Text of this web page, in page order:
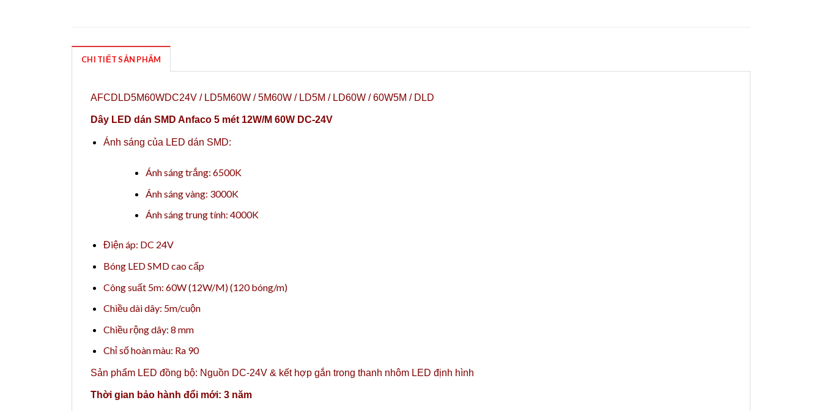
CHI TIẾT SẢN PHẨM
AFCDLD5M60WDC24V / LD5M60W / 5M60W / LD5M / LD60W / 60W5M / DLD
Dây LED dán SMD Anfaco 5 mét 12W/M 60W DC-24V
Ánh sáng của LED dán SMD:
Ánh sáng trắng: 6500K
Ánh sáng vàng: 3000K
Ánh sáng trung tính: 4000K
Điện áp: DC 24V
Bóng LED SMD cao cấp
Công suất 5m: 60W (12W/M) (120 bóng/m)
Chiều dài dây: 5m/cuộn
Chiều rộng dây: 8 mm
Chỉ số hoàn màu: Ra 90
Sản phẩm LED đồng bộ: Nguồn DC-24V & kết hợp gắn trong thanh nhôm LED định hình
Thời gian bảo hành đổi mới: 3 năm